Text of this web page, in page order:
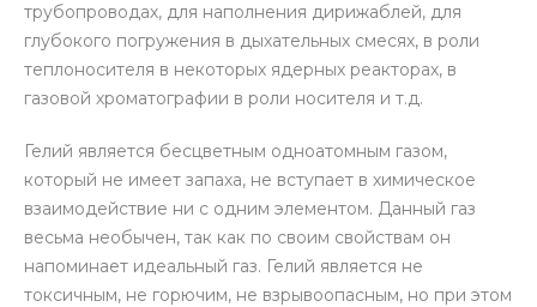
трубопроводах, для наполнения дирижаблей, для
глубокого погружения в дыхательных смесях, в роли
теплоносителя в некоторых ядерных реакторах, в
газовой хроматографии в роли носителя и т.д.
Гелий является бесцветным одноатомным газом,
который не имеет запаха, не вступает в химическое
взаимодействие ни с одним элементом. Данный газ
весьма необычен, так как по своим свойствам он
напоминает идеальный газ. Гелий является не
токсичным, не горючим, не взрывоопасным, но при этом